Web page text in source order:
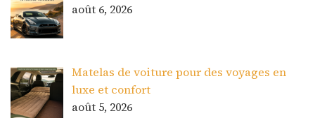
août 6, 2026
Matelas de voiture pour des voyages en
luxe et confort
août 5, 2026